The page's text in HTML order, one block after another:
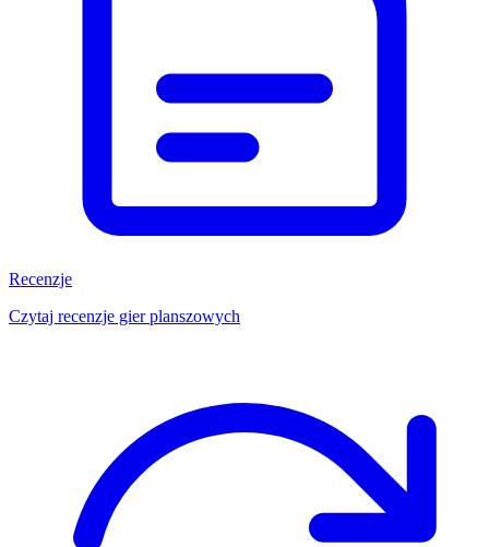
Recenzje
Czytaj recenzje gier planszowych